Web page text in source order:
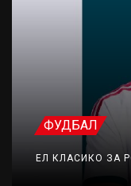
ФУДБАЛ
ЕЛ КЛАСИКО ЗА